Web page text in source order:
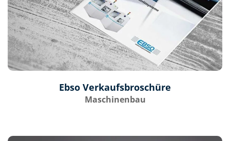
Ebso Verkaufsbroschüre
Maschinenbau